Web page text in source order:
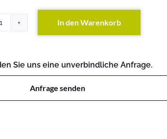
Primergy
In den Warenkorb
Sie uns eine unverbindliche Anfrage.
Anfrage senden